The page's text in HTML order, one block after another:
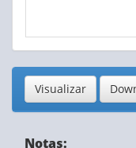
Visualizar
Notas: